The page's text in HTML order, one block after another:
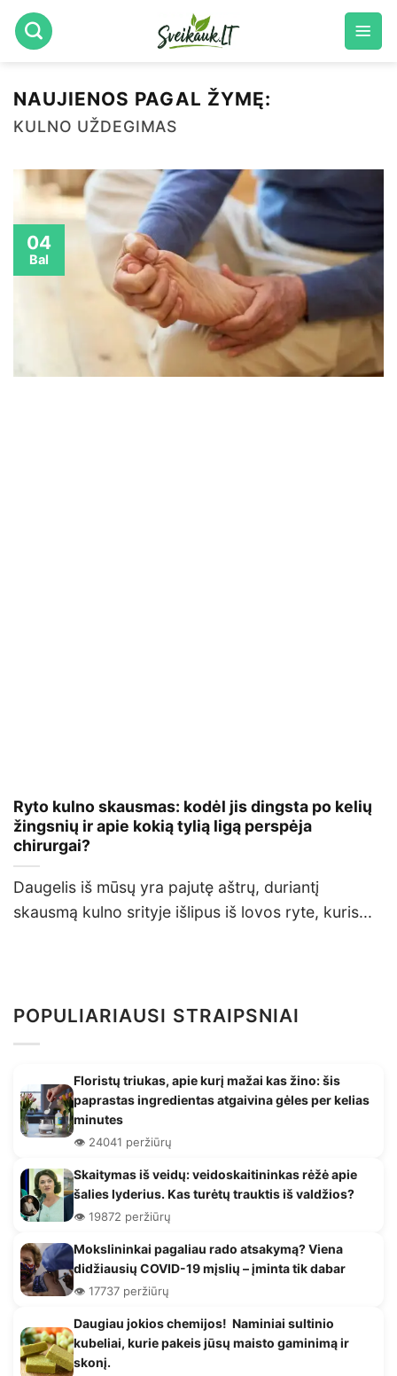
Skip
to
NAUJIENOS PAGAL ŽYMĘ:
KULNO UŽDEGIMAS
Ryto kulno skausmas: kodėl jis dingsta po kelių
žingsnių ir apie kokią tylią ligą perspėja
chirurgai?
Daugelis iš mūsų yra pajutę aštrų, duriantį
skausmą kulno srityje išlipus iš lovos ryte, kuris...
04
Bal
POPULIARIAUSI STRAIPSNIAI
Floristų triukas, apie kurį mažai kas žino: šis
paprastas ingredientas atgaivina gėles per kelias
minutes
👁️ 24041 peržiūrų
Skaitymas iš veidų: veidoskaitininkas rėžė apie
šalies lyderius. Kas turėtų trauktis iš valdžios?
👁️ 19872 peržiūrų
Mokslininkai pagaliau rado atsakymą? Viena
didžiausių COVID-19 mįslių – įminta tik dabar
👁️ 17737 peržiūrų
Daugiau jokios chemijos! Naminiai sultinio
kubeliai, kurie pakeis jūsų maisto gaminimą ir
skonį.